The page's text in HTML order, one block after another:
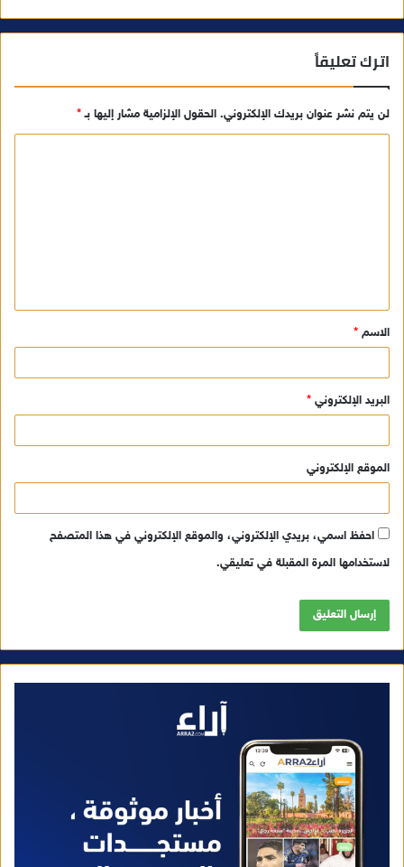
اترك تعليقاً
لن يتم نشر عنوان بريدك الإلكتروني. الحقول الإلزامية مشار إليها بـ*
ق
*
الاسم *
البريد الإلكتروني *
الموقع الإلكتروني
احفظ اسمي، بريدي الإلكتروني، والموقع الإلكتروني في هذا المتصفح
لاستخدامها المرة المقبلة في تعليقي.